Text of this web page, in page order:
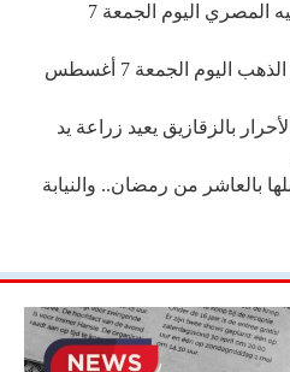
سعر الدولار مقابل الجنيه المصري اليوم الجمعة 7
مفاجأة جديدة في سعر الذهب اليوم الجمعة 7 أغسطس
بالزقازيق يعيد زراعة يد
بالعاشر من رمضان.. والنيابة